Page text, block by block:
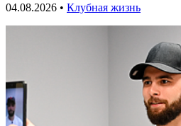
04.08.2026 • Клубная жизнь